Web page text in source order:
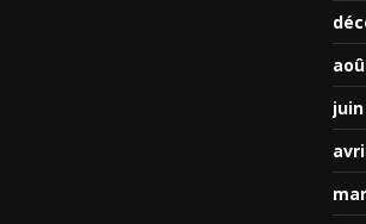
juin